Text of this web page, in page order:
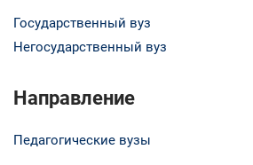
Государственный вуз
Негосударственный вуз
Направление
Педагогические вузы